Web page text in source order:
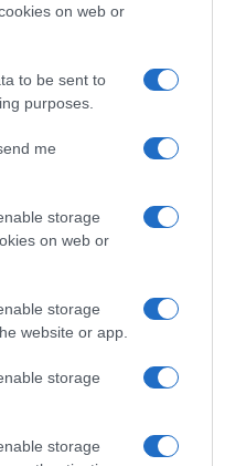
on web or
to be sent to
purposes.
me
storage
on web or
storage
website or app.
storage
storage
μέσα, μήνυμα